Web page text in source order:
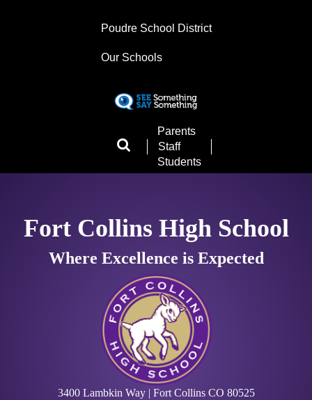
to
content
Poudre School District
Our Schools
Landing
Page
Menu
Parents
Staff
Students
Fort Collins High School
Where Excellence is Expected
3400 Lambkin Way | Fort Collins CO 80525